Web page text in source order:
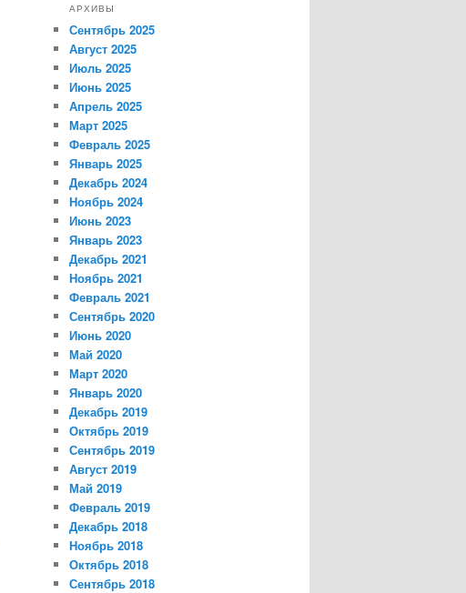
АРХИВЫ
Сентябрь 2025
Август 2025
Июль 2025
Июнь 2025
Апрель 2025
Март 2025
Февраль 2025
Январь 2025
Декабрь 2024
Ноябрь 2024
Июнь 2023
Январь 2023
Декабрь 2021
Ноябрь 2021
Февраль 2021
Сентябрь 2020
Июнь 2020
Май 2020
Март 2020
Январь 2020
Декабрь 2019
Октябрь 2019
Сентябрь 2019
Август 2019
Май 2019
Февраль 2019
Декабрь 2018
Ноябрь 2018
Октябрь 2018
Сентябрь 2018